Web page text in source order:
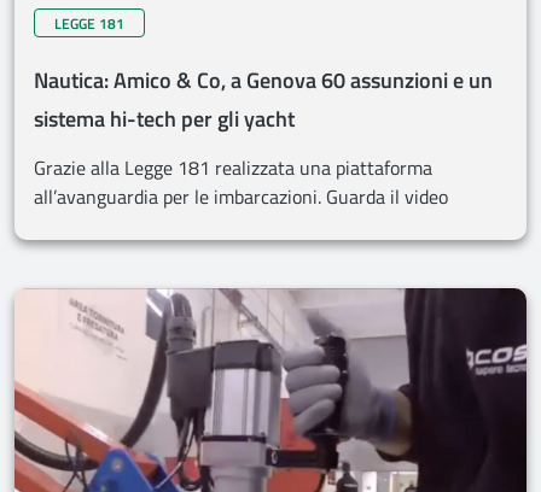
LEGGE 181
Nautica: Amico & Co, a Genova 60 assunzioni e un
sistema hi-tech per gli yacht
Grazie alla Legge 181 realizzata una piattaforma
all’avanguardia per le imbarcazioni. Guarda il video